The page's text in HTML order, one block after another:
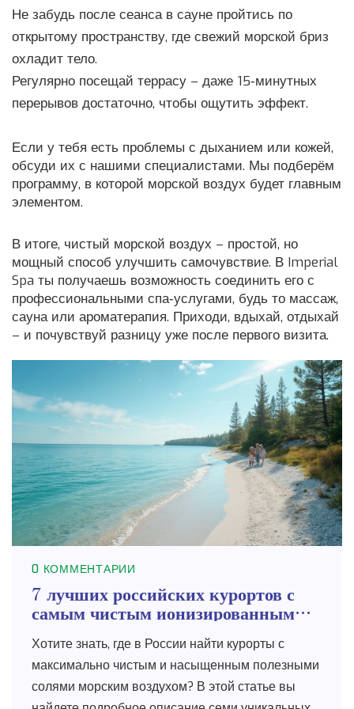
Не забудь после сеанса в сауне пройтись по
открытому пространству, где свежий морской бриз
охладит тело.
Регулярно посещай террасу – даже 15‑минутных
перерывов достаточно, чтобы ощутить эффект.
Если у тебя есть проблемы с дыханием или кожей,
обсуди их с нашими специалистами. Мы подберём
программу, в которой морской воздух будет главным
элементом.
В итоге, чистый морской воздух – простой, но
мощный способ улучшить самочувствие. В Imperial
Spa ты получаешь возможность соединить его с
профессиональными спа‑услугами, будь то массаж,
сауна или ароматерапия. Приходи, вдыхай, отдыхай
– и почувствуй разницу уже после первого визита.
0 КОММЕНТАРИИ
7 лучших российских курортов с
самым чистым ионизированным
Хотите знать, где в России найти курорты с
максимально чистым и насыщенным полезными
солями морским воздухом? В этой статье вы